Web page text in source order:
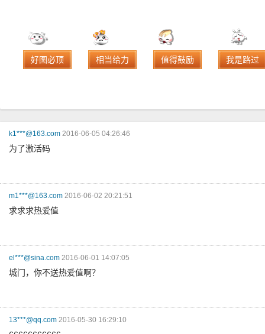
好图必顶 相当给力 值得鼓励 我是路过
k1***@163.com 2016-06-05 04:26:46
为了激活码
m1***@163.com 2016-06-02 20:21:51
求求求热爱值
el***@sina.com 2016-06-01 14:07:05
城门，你不送热爱值啊？
13***@qq.com 2016-05-30 16:29:10